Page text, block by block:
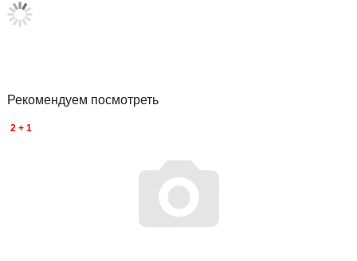
Рекомендуем посмотреть
2 + 1